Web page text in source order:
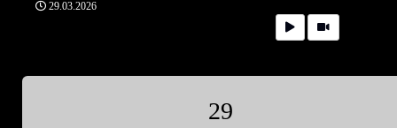
29.03.2026
29